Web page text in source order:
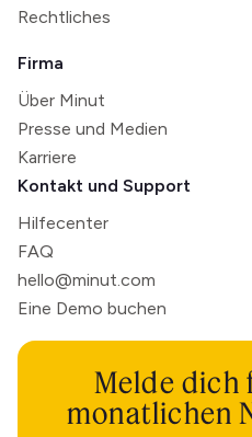
Rechtliches
Firma
Über Minut
Presse und Medien
Karriere
Kontakt und Support
Hilfecenter
FAQ
hello@minut.com
Eine Demo buchen
Melde dich
monatlichen